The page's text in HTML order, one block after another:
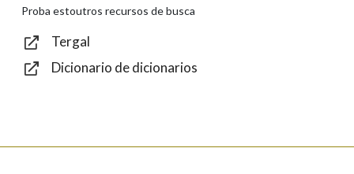
Enviar
Proba estoutros recursos de busca
Tergal
Dicionario de dicionarios